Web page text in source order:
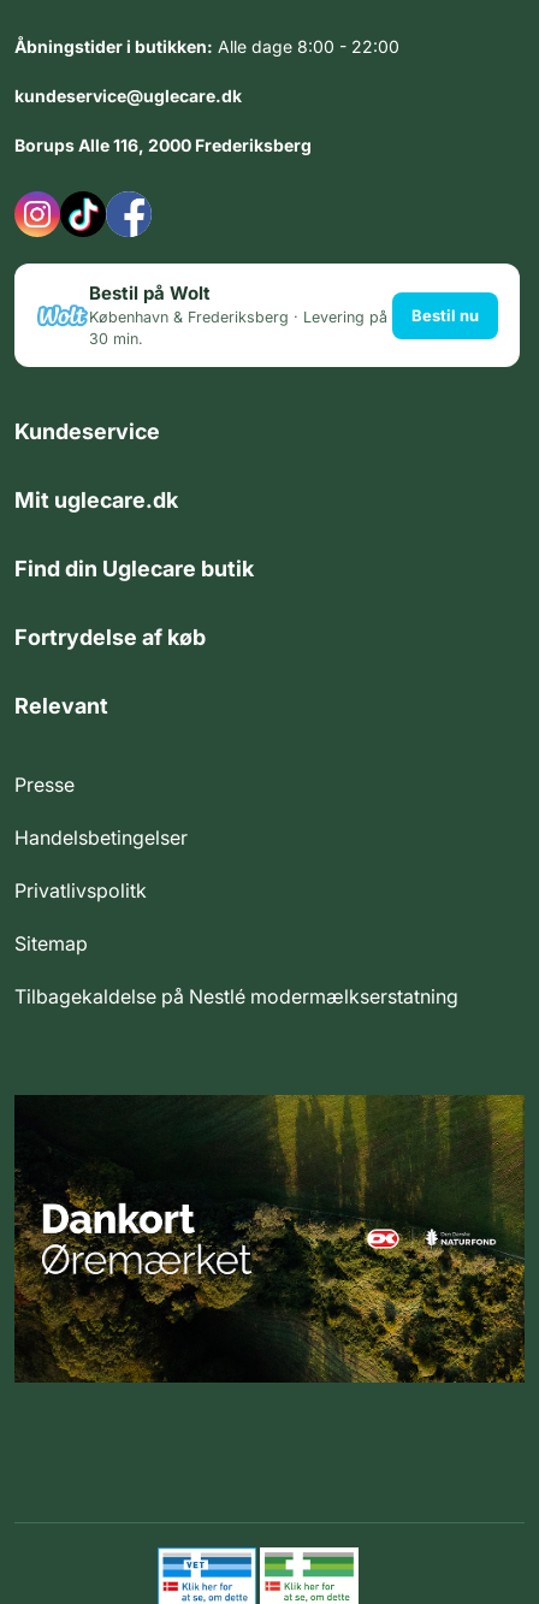
Åbningstider i butikken: Alle dage 8:00 - 22:00
kundeservice@uglecare.dk
Borups Alle 116, 2000 Frederiksberg
Bestil på Wolt
København & Frederiksberg · Levering på
30 min.
Bestil nu
Kundeservice
Mit uglecare.dk
Find din Uglecare butik
Fortrydelse af køb
Relevant
Presse
Handelsbetingelser
Privatlivspolitk
Sitemap
Tilbagekaldelse på Nestlé modermælkserstatning